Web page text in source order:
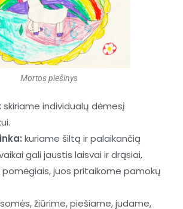
Mortos piešinys
skiriame individualų dėmesį
kuriame šiltą ir palaikančią
gali jaustis laisvai ir drąsiai,
juos pritaikome pamokų
žiūrime, piešiame, judame,